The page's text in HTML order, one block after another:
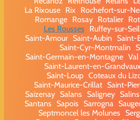
La Rixouse Rix Rochefort-sur-
Romange
Rosay Rotalier
Les Rousses
Ruffey-sur-
Saint-Amour
Saint-Aubin Saint-
Saint-Cyr-Montmalin
Saint-Germain-en-Montagne
Saint-Laurent-en-Grandvaux
Saint-Loup Coteaux du
Saint-Maurice-Crillat
Saint-
Saizenay
Salans Saligney
Santans
Sapois Sarrogna
Septmoncel les Molunes